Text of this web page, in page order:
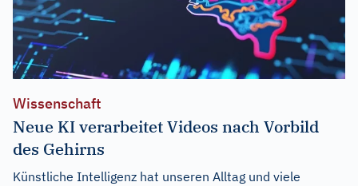
Wissenschaft
Neue KI verarbeitet Videos nach Vorbild
des Gehirns
Künstliche Intelligenz hat unseren Alltag und viele